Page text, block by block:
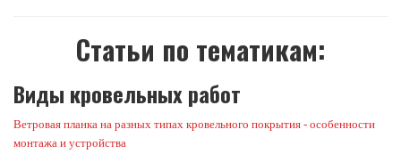
Статьи по тематикам:
Виды кровельных работ
Ветровая планка на разных типах кровельного покрытия - особенности
монтажа и устройства